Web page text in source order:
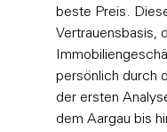
beste Preis.
Vertrauensbasis,
persönlich durch
der ersten
dem Aargau bis